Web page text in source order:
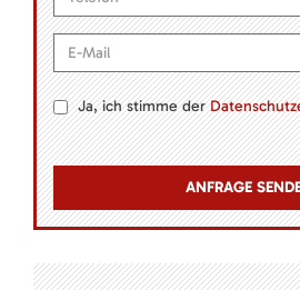
Ja, ich stimme der